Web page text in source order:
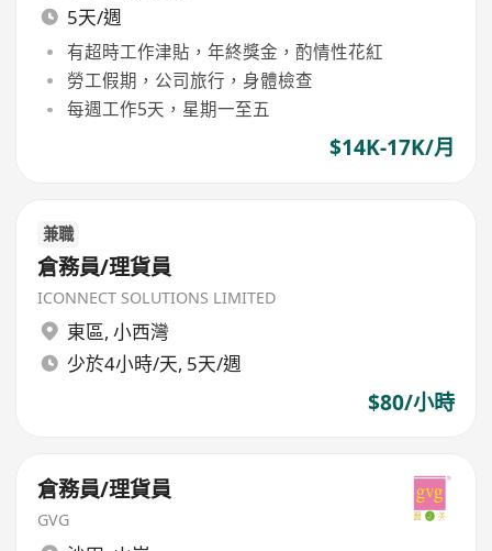
5天/週
有超時工作津貼，年終獎金，酌情性花紅
勞工假期，公司旅行，身體檢查
每週工作5天，星期一至五
$14K-17K/月
兼職
倉務員/理貨員
ICONNECT SOLUTIONS LIMITED
東區, 小西灣
少於4小時/天, 5天/週
$80/小時
倉務員/理貨員
GVG